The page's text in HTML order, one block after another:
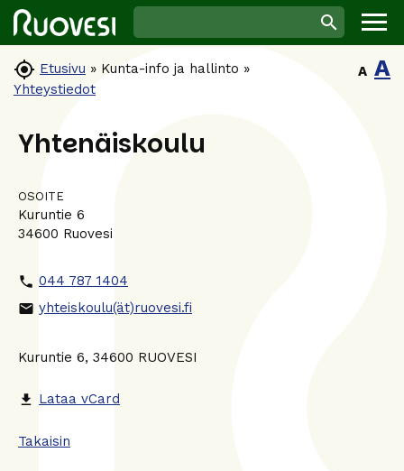
 Etusivu » Kunta-info ja hallinto »
Yhteystiedot
A A
Yhtenäiskoulu
OSOITE
Kuruntie 6
34600 Ruovesi
phone 044 787 1404
email yhteiskoulu(ät)ruovesi.fi
Kuruntie 6, 34600 RUOVESI
file_download Lataa vCard
Takaisin